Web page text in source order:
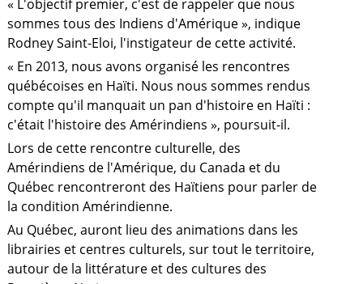
« L'objectif premier, c'est de rappeler que nous
sommes tous des Indiens d'Amérique », indique
Rodney Saint-Eloi, l'instigateur de cette activité.
« En 2013, nous avons organisé les rencontres
québécoises en Haïti. Nous nous sommes rendus
compte qu'il manquait un pan d'histoire en Haïti :
c'était l'histoire des Amérindiens », poursuit-il.
Lors de cette rencontre culturelle, des
Amérindiens de l'Amérique, du Canada et du
Québec rencontreront des Haïtiens pour parler de
la condition Amérindienne.
Au Québec, auront lieu des animations dans les
librairies et centres culturels, sur tout le territoire,
autour de la littérature et des cultures des